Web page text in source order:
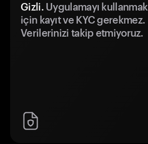
Gizli.Uygulamayı kullanmak
için kayıt ve KYC gerekmez.
Verilerinizi takip etmiyoruz.